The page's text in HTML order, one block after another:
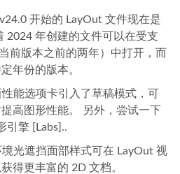
开始的 LayOut 文件现在是
2024 年创建的文件可以在受支
前版本之前的两年）中打开，而
年份的版本。
能选项卡引入了草稿模式，可
高图形性能。 另外，尝试一下
引擎 [Labs]..
光遮挡面部样式可在 LayOut 视
得更丰富的 2D 文档。